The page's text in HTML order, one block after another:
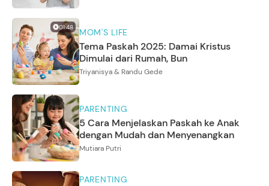
01:48 MOM'S LIFE
Tema Paskah 2025: Damai Kristus
Dimulai dari Rumah, Bun
Triyanisya & Randu Gede
PARENTING
5 Cara Menjelaskan Paskah ke Anak
dengan Mudah dan Menyenangkan
Mutiara Putri
PARENTING